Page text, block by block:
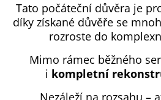
Tato počáteční důvěra je
díky získané důvěře se
rozroste do
Mimo rámec běžného
i kompletní
Nezáleží na rozsahu –